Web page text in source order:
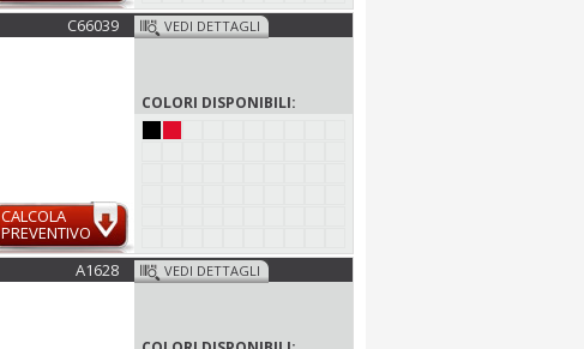
C66039
CALCOLA
PREVENTIVO
VEDI DETTAGLI
COLORI DISPONIBILI:
A1628 VEDI DETTAGLI